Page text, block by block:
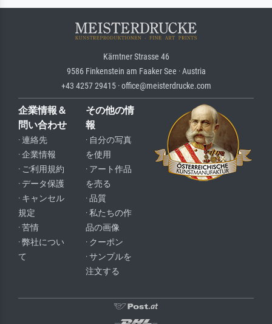
Kärntner Strasse 46
9586 Finkenstein am Faaker See · Austria
+43 4257 29415 · office@meisterdrucke.com
企業情報＆
問い合わせ
· 連絡先
· 企業情報
· ご利用規約
· データ保護
· キャンセル
規定
· 苦情
· 弊社につい
て
その他の情
報
· 自分の写真
を使用
· アート作品
を売る
· 品質
· 私たちの作
品の画像
· クーポン
· サンプルを
注文する